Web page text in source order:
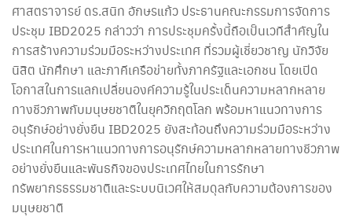
ศาสตราจารย์ ดร.สนิท อักษรแก้ว ประธานคณะกรรมการจัดการ
ประชุม IBD2025 กล่าวว่า การประชุมครั้งนี้ถือเป็นเวทีสำคัญใน
การสร้างความร่วมมือระหว่างประเทศ ที่รวมผู้เชี่ยวชาญ นักวิจัย
นิสิต นักศึกษา และภาคีเครือข่ายทั้งภาครัฐและเอกชน โดยเปิด
โอกาสในการแลกเปลี่ยนองค์ความรู้ในประเด็นความหลากหลาย
ทางชีวภาพกับมนุษยชาติในยุควิกฤตโลก พร้อมหาแนวทางการ
อนุรักษ์อย่างยั่งยืน IBD2025 ยังสะท้อนถึงความร่วมมือระหว่าง
ประเทศในการหาแนวทางการอนุรักษ์ความหลากหลายทางชีวภาพ
อย่างยั่งยืนและพันธกิจของประเทศไทยในการรักษา
ทรัพยากรธรรมชาติและระบบนิเวศให้สมดุลกับความต้องการของ
มนุษยชาติ